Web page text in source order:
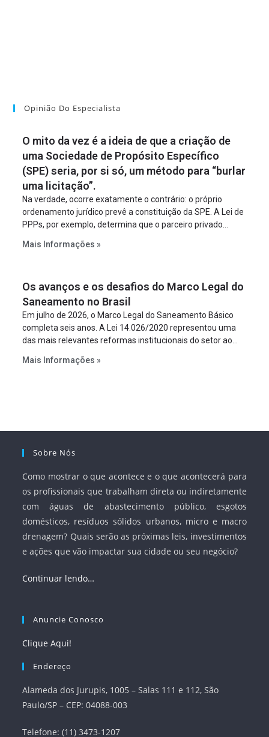
Opinião Do Especialista
O mito da vez é a ideia de que a criação de
uma Sociedade de Propósito Específico
(SPE) seria, por si só, um método para “burlar
uma licitação”.
Na verdade, ocorre exatamente o contrário: o próprio
ordenamento jurídico prevê a constituição da SPE. A Lei de
PPPs, por exemplo, determina que o parceiro privado
empreendimento. Ou seja, a suposta “fraude à licitação” é
projeto a projeto.
Mais Informações »
Os avanços e os desafios do Marco Legal do
Saneamento no Brasil
Em julho de 2026, o Marco Legal do Saneamento Básico
completa seis anos. A Lei 14.026/2020 representou uma
das mais relevantes reformas institucionais do setor ao
serviços, ampliar a participação da iniciativa privada,
Mais Informações »
Sobre Nós
Como mostrar o que acontece e o que acontecerá para
os profissionais que trabalham direta ou indiretamente
com águas de abastecimento público, esgotos
domésticos, resíduos sólidos urbanos, micro e macro
drenagem? Quais serão as próximas leis, investimentos
e ações que vão impactar sua cidade ou seu negócio?
Continuar lendo…
Anuncie Conosco
Clique Aqui!
Endereço
Alameda dos Jurupis, 1005 – Salas 111 e 112, São
Paulo/SP – CEP: 04088-003
Telefone: (11) 3473-1207